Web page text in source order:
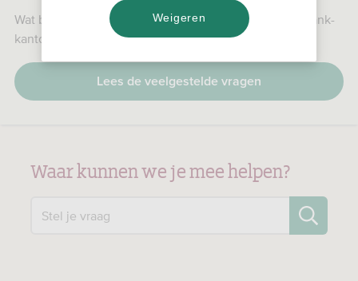
Wat betekent dat voor jou, je producten en je RegioBank-
kantoor?
Lees de veelgestelde vragen
Waar kunnen we je mee helpen?
Stel je vraag
Weigeren